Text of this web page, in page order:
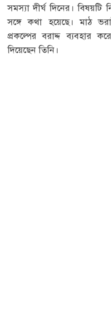
সমস্যা দীর্ঘ দিনের। বিষয়টি
সঙ্গে কথা হয়েছে। মাঠ
প্রকল্পের বরাদ্দ ব্যবহার
দিয়েছেন তিনি।